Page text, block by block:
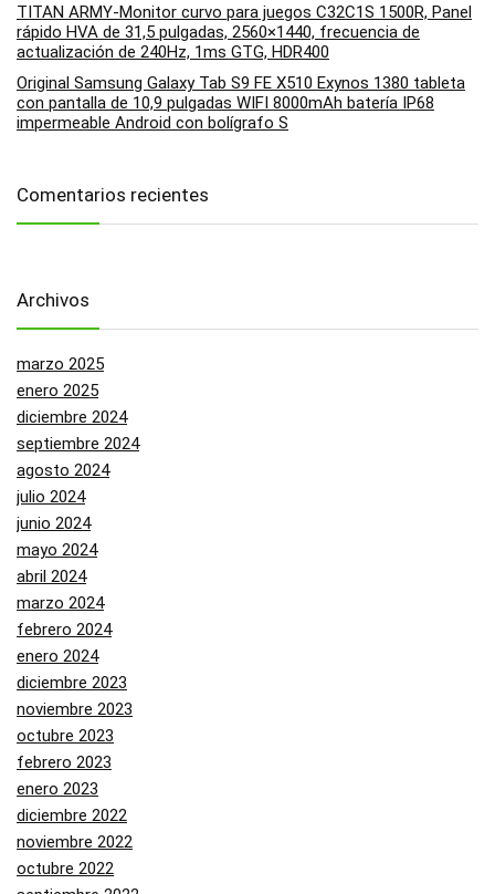
TITAN ARMY-Monitor curvo para juegos C32C1S 1500R, Panel
rápido HVA de 31,5 pulgadas, 2560×1440, frecuencia de
actualización de 240Hz, 1ms GTG, HDR400
Original Samsung Galaxy Tab S9 FE X510 Exynos 1380 tableta
con pantalla de 10,9 pulgadas WIFI 8000mAh batería IP68
impermeable Android con bolígrafo S
Comentarios recientes
Archivos
marzo 2025
enero 2025
diciembre 2024
septiembre 2024
agosto 2024
julio 2024
junio 2024
mayo 2024
abril 2024
marzo 2024
febrero 2024
enero 2024
diciembre 2023
noviembre 2023
octubre 2023
febrero 2023
enero 2023
diciembre 2022
noviembre 2022
octubre 2022